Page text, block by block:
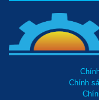
Chính